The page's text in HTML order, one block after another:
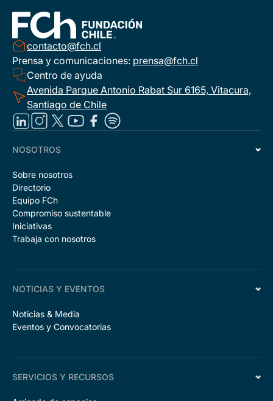
contacto@fch.cl
Prensa y comunicaciones: prensa@fch.cl
Centro de ayuda
Avenida Parque Antonio Rabat Sur 6165, Vitacura,
Santiago de Chile
NOSOTROS
Sobre nosotros
Directorio
Equipo FCh
Compromiso sustentable
Iniciativas
Trabaja con nosotros
NOTICIAS Y EVENTOS
Noticias & Media
Eventos y Convocatorias
SERVICIOS Y RECURSOS